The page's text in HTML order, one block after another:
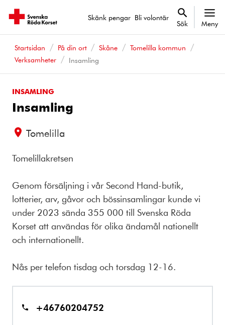
Skänk pengar Bli volontär
Sök Meny
Startsidan På din ort Skåne
Tomelilla kommun
Verksamheter
Insamling
INSAMLING
Insamling
Tomelilla
Tomelillakretsen
Genom försäljning i vår Second Hand-butik,
lotterier, arv, gåvor och bössinsamlingar kunde vi
under 2023 sända 355 000 till Svenska Röda
Korset att användas för olika ändamål nationellt
och internationellt.
Nås per telefon tisdag och torsdag 12-16.
+46760204752